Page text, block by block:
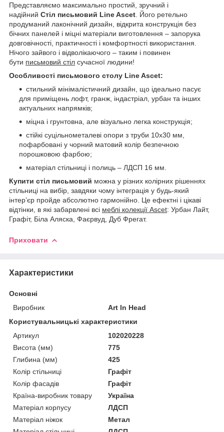
Представляємо максимально простий, зручний і
надійний Стіл письмовий Line Ascet . Його ретельно
продуманий лаконічний дизайн, відкрита конструкція без
бічних панелей і міцні матеріали виготовлення – запорука
довговічності, практичності і комфортності використання.
Нічого зайвого і відволікаючого – таким і повинен
бути письмовий стіл сучасної людини!
Особливості письмового столу Line Ascet:
стильний мінімалістичний дизайн, що ідеально пасує
для приміщень лофт, гранж, індастріал, урбан та інших
актуальних напрямків;
міцна і грунтовна, але візуально легка конструкція;
стійкі суцільнометалеві опори з труби 10х30 мм,
пофарбовані у чорний матовий колір безпечною
порошковою фарбою;
матеріал стільниці і полиць – ЛДСП 16 мм.
Купити стіл письмовий можна у різних колірних рішеннях
стільниці на вибір, завдяки чому інтеграція у будь-який
інтер’єр пройде абсолютно гармонійно. Це ефектні і цікаві
відтінки, в які забарвлені всі меблі колекції Ascet: Урбан Лайт,
Графіт, Біла Аляска, Фаєрвуд, Дуб Фрегат.
Приховати
Характеристики
Основні
Виробник
Art In Head
Користувальницькі характеристики
Артикул
102020228
Висота (мм)
775
Глибина (мм)
425
Колір стільниці
Графіт
Колір фасадів
Графіт
Країна-виробник товару
Україна
Матеріал корпусу
ЛДСП
Матеріал ніжок
Метал